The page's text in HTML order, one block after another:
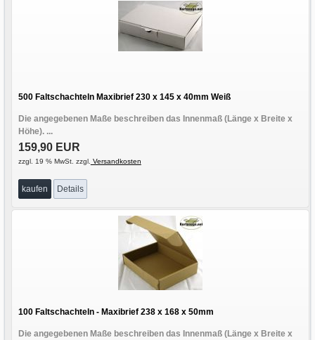
500 Faltschachteln Maxibrief 230 x 145 x 40mm Weiß
Die angegebenen Maße beschreiben das Innenmaß (Länge x Breite x
Höhe). ...
159,90 EUR
zzgl. 19 % MwSt. zzgl. Versandkosten
kaufen Details
100 Faltschachteln - Maxibrief 238 x 168 x 50mm
Die angegebenen Maße beschreiben das Innenmaß (Länge x Breite x